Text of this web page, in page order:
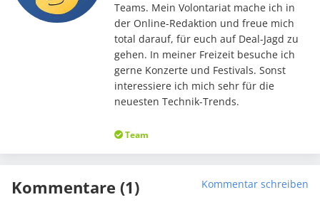
Teams. Mein Volontariat mache ich in
der Online-Redaktion und freue mich
total darauf, für euch auf Deal-Jagd zu
gehen. In meiner Freizeit besuche ich
gerne Konzerte und Festivals. Sonst
interessiere ich mich sehr für die
neuesten Technik-Trends.
Team
Kommentare (1) Kommentar schreiben